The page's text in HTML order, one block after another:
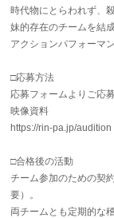
時代物にとらわれず、
妹的存在のチームを結
アクションパフォーマ
□応募方法
応募フォームよりご応
映像資料
https://rin-pa.jp/audition
□合格後の活動
チーム参加のための契
要）。
両チームとも定期的な